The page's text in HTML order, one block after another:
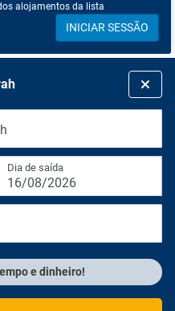
alojamentos da lista
INICIAR SESSÃO
Dia de saída
16/08/2026
e dinheiro!